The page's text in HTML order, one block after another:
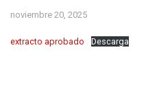
noviembre 20, 2025
extracto aprobado Descarga